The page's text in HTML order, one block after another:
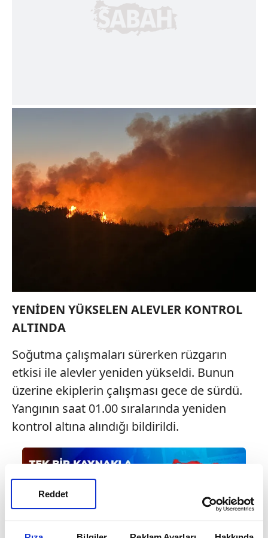
Reddet
YENİDEN YÜKSELEN ALEVLER KONTROL
ALTINDA
Soğutma çalışmaları sürerken rüzgarın
etkisi ile alevler yeniden yükseldi. Bunun
üzerine ekiplerin çalışması gece de sürdü.
Yangının saat 01.00 sıralarında yeniden
kontrol altına alındığı bildirildi.